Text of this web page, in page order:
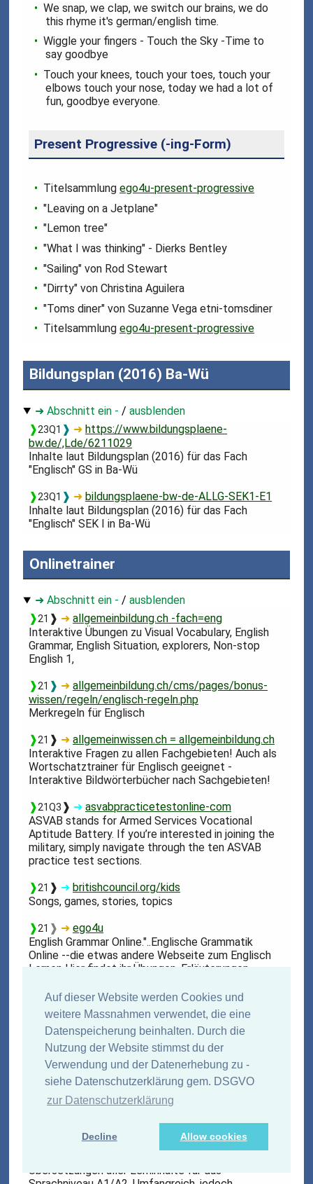
Auf dieser Website werden Cookies und
weitere Massnahmen verwendet, die eine
Datenspeicherung beinhalten. Durch die
Nutzung der Website stimmst du der
Verwendung und der Datenerhebung zu -
siehe Datenschutzerklärung gem. DSGVO
zur Datenschutzerklärung
Decline Allow cookies
We snap, we clap, we switch our brains, we do
this rhyme it's german/english time.
Wiggle your fingers - Touch the Sky -Time to
say goodbye
Touch your knees, touch your toes, touch your
elbows touch your nose, today we had a lot of
fun, goodbye everyone.
Present Progressive (-ing-Form)
Titelsammlungego4u-present-progressive
"Leaving on a Jetplane"
"Lemon tree"
"What I was thinking" - Dierks Bentley
"Sailing" von Rod Stewart
"Dirrty" von Christina Aguilera
"Toms diner" von Suzanne Vega etni-tomsdiner
Titelsammlungego4u-present-progressive
Bildungsplan (2016) Ba-Wü
➜ Abschnitt ein - /ausblenden
❱23Q1 ❱ ➜https://www.bildungsplaene-
bw.de/,Lde/6211029
Inhalte laut Bildungsplan (2016) für das Fach
"Englisch" GS in Ba-Wü
❱23Q1 ❱ ➜bildungsplaene-bw-de-ALLG-SEK1-E1
Inhalte laut Bildungsplan (2016) für das Fach
"Englisch" SEK I in Ba-Wü
Onlinetrainer
➜ Abschnitt ein - /ausblenden
❱21 ❱ ➜allgemeinbildung.ch -fach=eng
Interaktive Übungen zu Visual Vocabulary, English
Grammar, English Situation, explorers, Non-stop
English 1,
❱21 ❱ ➜allgemeinbildung.ch/cms/pages/bonus-
wissen/regeln/englisch-regeln.php
Merkregeln für Englisch
❱21 ❱ ➜allgemeinwissen.ch = allgemeinbildung.ch
Interaktive Fragen zu allen Fachgebieten! Auch als
Wortschatztrainer für Englisch geeignet -
Interaktive Bildwörterbücher nach Sachgebieten!
❱21Q3 ❱ ➜asvabpracticetestonline-com
ASVAB stands for Armed Services Vocational
Aptitude Battery. If you’re interested in joining the
military, simply navigate through the ten ASVAB
practice test sections.
❱21 ❱ ➜britishcouncil.org/kids
Songs, games, stories, topics
❱21 ❱ ➜ego4u
English Grammar Online."..Englische Grammatik
Online --die etwas andere Webseite zum Englisch
Lernen Hier findet ihr Übungen, Erläuterungen,
englische Sprache.."
❱➜english-4u
Interaktive Übungen zu Englisch (ausfüllen von
Lückentexten): Grammar, Vocabulary, Countries &
Cities, Quizzes & Texts, Crosswords, Irregular
Verbs..
21❱➜englisch-hilfen
englisch-lernen-online
Übersetzungen aller Lerninhalte für das